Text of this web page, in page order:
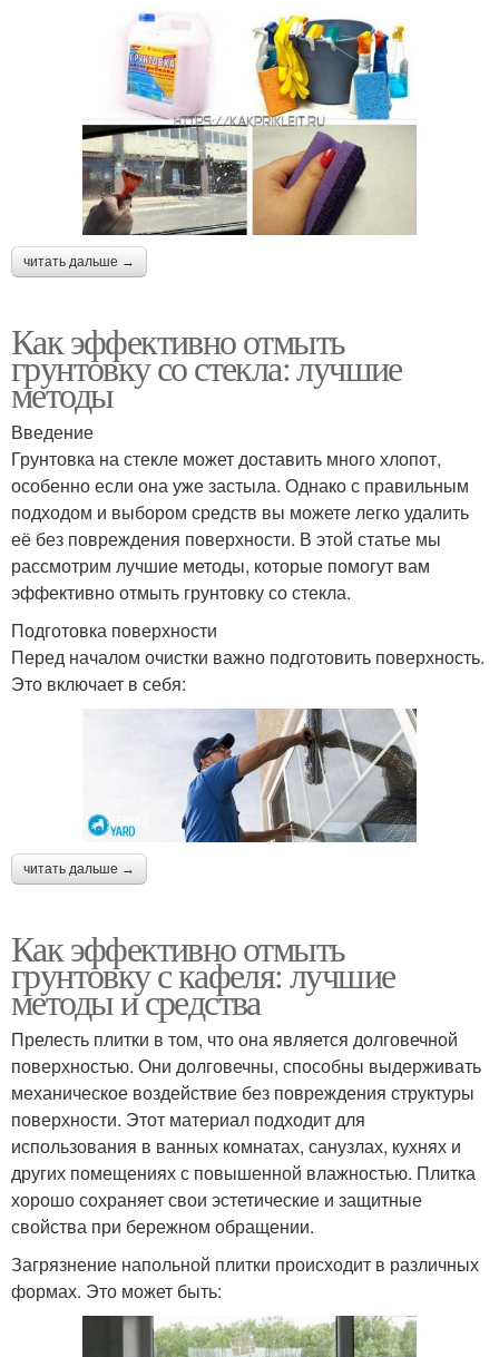
читать дальше →
Как эффективно отмыть
грунтовку со стекла: лучшие
методы
Введение
Грунтовка на стекле может доставить много хлопот,
особенно если она уже застыла. Однако с правильным
подходом и выбором средств вы можете легко удалить
её без повреждения поверхности. В этой статье мы
рассмотрим лучшие методы, которые помогут вам
эффективно отмыть грунтовку со стекла.
Подготовка поверхности
Перед началом очистки важно подготовить поверхность.
Это включает в себя:
читать дальше →
Как эффективно отмыть
грунтовку с кафеля: лучшие
методы и средства
Прелесть плитки в том, что она является долговечной
поверхностью. Они долговечны, способны выдерживать
механическое воздействие без повреждения структуры
поверхности. Этот материал подходит для
использования в ванных комнатах, санузлах, кухнях и
других помещениях с повышенной влажностью. Плитка
хорошо сохраняет свои эстетические и защитные
свойства при бережном обращении.
Загрязнение напольной плитки происходит в различных
формах. Это может быть: